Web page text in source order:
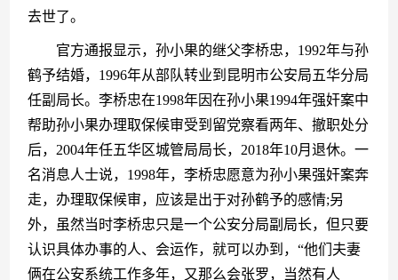
去世了。
官方通报显示，孙小果的继父李桥忠，1992年与孙
鹤予结婚，1996年从部队转业到昆明市公安局五华分局
任副局长。李桥忠在1998年因在孙小果1994年强奸案中
帮助孙小果办理取保候审受到留党察看两年、撤职处分
后，2004年任五华区城管局局长，2018年10月退休。一
名消息人士说，1998年，李桥忠愿意为孙小果强奸案奔
走，办理取保候审，应该是出于对孙鹤予的感情;另
外，虽然当时李桥忠只是一个公安分局副局长，但只要
认识具体办事的人、会运作，就可以办到，“他们夫妻
俩在公安系统工作多年，又那么会张罗，当然有人